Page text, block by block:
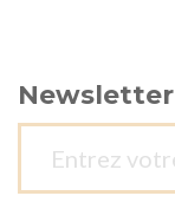
Newsletter